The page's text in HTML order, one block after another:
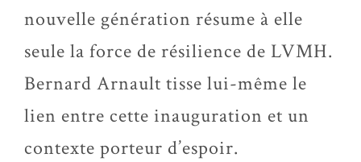
nouvelle génération résume à elle
seule la force de résilience de LVMH.
Bernard Arnault tisse lui-même le
lien entre cette inauguration et un
contexte porteur d’espoir.